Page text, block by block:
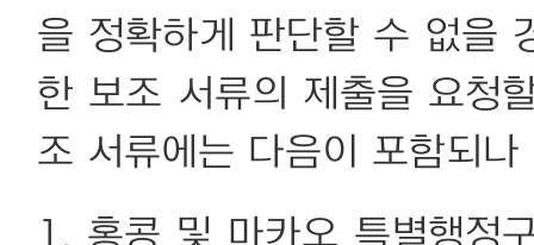
을 정확하게 판단할 수 없을
한 보조 서류의 제출을 요청
조 서류에는 다음이 포함되